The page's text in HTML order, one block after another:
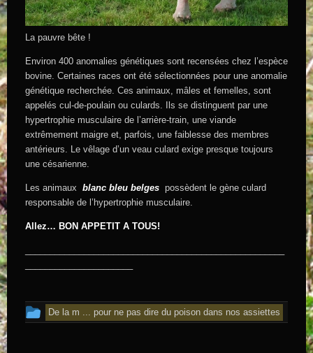
La pauvre bête !
Environ 400 anomalies génétiques sont recensées chez l’espèce
bovine. Certaines races ont été sélectionnées pour une anomalie
génétique recherchée. Ces animaux, mâles et femelles, sont
appelés cul-de-poulain ou culards. Ils se distinguent par une
hypertrophie musculaire de l’arrière-train, une viande
extrêmement maigre et, parfois, une faiblesse des membres
antérieurs. Le vêlage d’un veau culard exige presque toujours
une césarienne.
Les animaux blanc bleu belges possèdent le gène culard
responsable de l’hypertrophie musculaire.
Allez… BON APPETIT A TOUS!
Cet article a été publié dans
De la m ... pour ne pas dire du poison dans nos assiettes